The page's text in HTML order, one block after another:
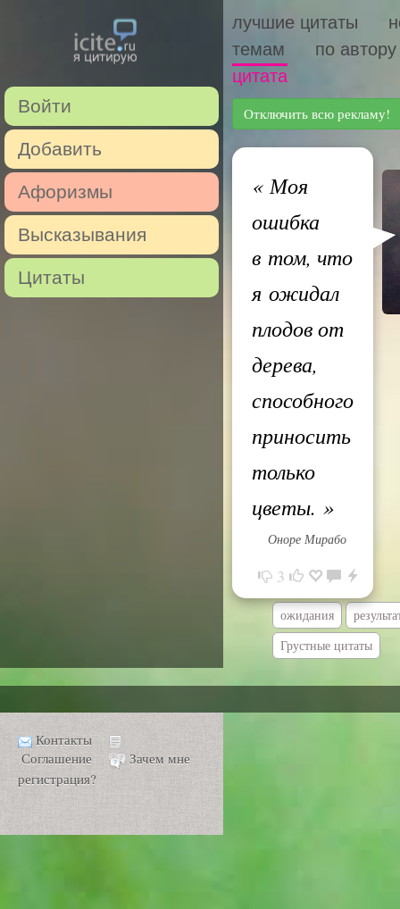
Войти
Добавить
Афоризмы
Высказывания
Цитаты
лучшие цитаты
темам
по автору
цитата
Отключить всю рекламу!
«Моя
ошибка
в том, что
я ожидал
плодов от
дерева,
способного
приносить
только
цветы. »
Оноре Мирабо
3
ожидания
Грустные цитаты
Контакты
Соглашение
Зачем мне
регистрация?